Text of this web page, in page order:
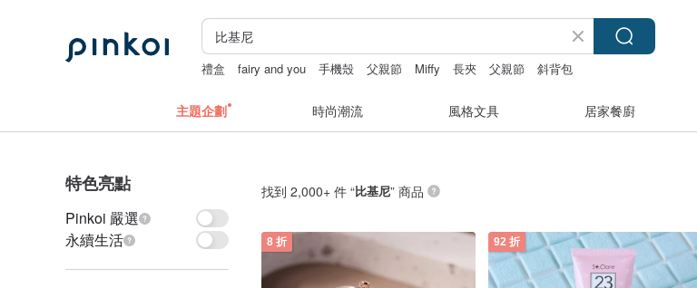
禮盒 fairy and you 手機殼 父親節 Miffy 長夾 父親節 斜背包
主題企劃 時尚潮流 風格文具 居家餐廚
特色亮點
Pinkoi 嚴選
永續生活
找到 2,000+ 件 “比基尼” 商品
8 折 92 折